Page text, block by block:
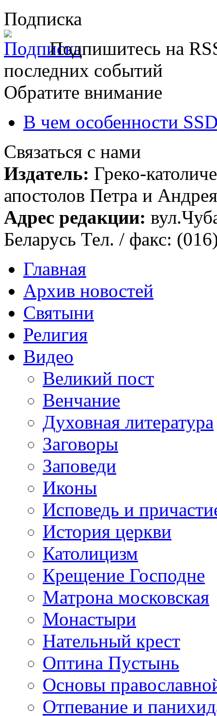
Подписка
Подпишитесь на
последних событий
Обратите внимание
В чем особенности
Связаться с нами
Издатель: Греко-
апостолов Петра и
Адрес редакции:
Беларусь Тел. / факс:
Главная
Архив новостей
Святыни
Религия
Видео
Великий пост
Венчание
Духовная литература
Заговоры
Заповеди
Иконы
Исповедь и
История церкви
Католицизм
Крещение Господне
Матрона московская
Монастыри
Нательный крест
Оптина Пустынь
Основы
Отпевание и